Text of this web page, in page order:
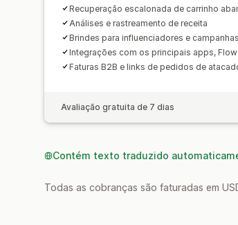
Recuperação escalonada de carrinho
Análises e rastreamento de receita
Brindes para influenciadores e
Integrações com os principais apps, Flow
Faturas B2B e links de pedidos de
Avaliação gratuita de 7 dias
Contém texto traduzido
Todas as cobranças são faturadas em